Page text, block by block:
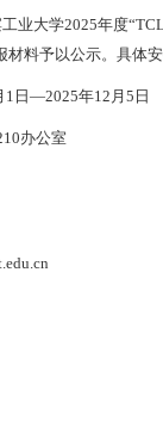
业大学2025年度“
材料予以公示。具体
1 日 —2025年12 月 5 日
10办公室